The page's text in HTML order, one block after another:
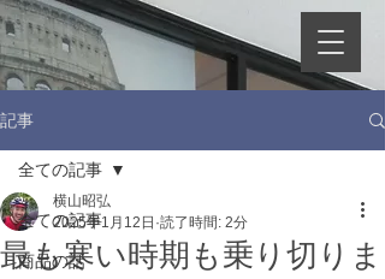
記事
全ての記事
商品の話
全ての記事
最も寒い時期も乗り切りま
横山昭弘
2025年1月12日 読了時間: 2分